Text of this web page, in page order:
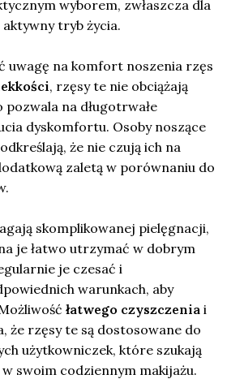
wyborem, zwłaszcza dla
tryb życia.
uwagę na komfort noszenia rzęs
, rzęsy te nie obciążają
na długotrwałe
dyskomfortu. Osoby noszące
że nie czują ich na
zaletą w porównaniu do
skomplikowanej pielęgnacji,
je łatwo utrzymać w dobrym
je czesać i
warunkach, aby
łatwego czyszczenia i
że rzęsy te są dostosowane do
użytkowniczek, które szukają
swoim codziennym makijażu.